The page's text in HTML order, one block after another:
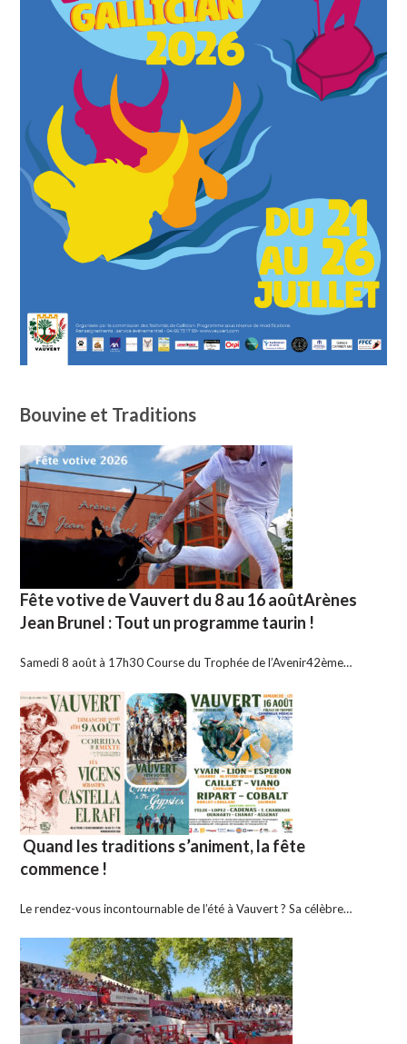
Bouvine et Traditions
Fête votive de Vauvert du 8 au 16 aoûtArènes
Jean Brunel : Tout un programme taurin !
Samedi 8 août à 17h30 Course du Trophée de l’Avenir42ème…
Quand les traditions s’animent, la fête
commence !
Le rendez-vous incontournable de l’été à Vauvert ? Sa célèbre…